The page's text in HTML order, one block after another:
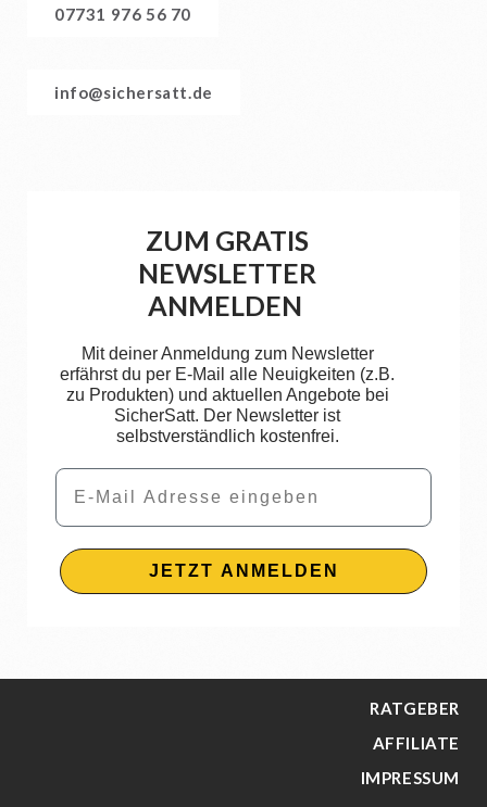
07731 976 56 70
info@sichersatt.de
ZUM GRATIS
NEWSLETTER
ANMELDEN
Mit deiner Anmeldung zum Newsletter
erfährst du per E-Mail alle Neuigkeiten (z.B.
zu Produkten) und aktuellen Angebote bei
SicherSatt. Der Newsletter ist
selbstverständlich kostenfrei.
Email
JETZT ANMELDEN
RATGEBER
AFFILIATE
IMPRESSUM